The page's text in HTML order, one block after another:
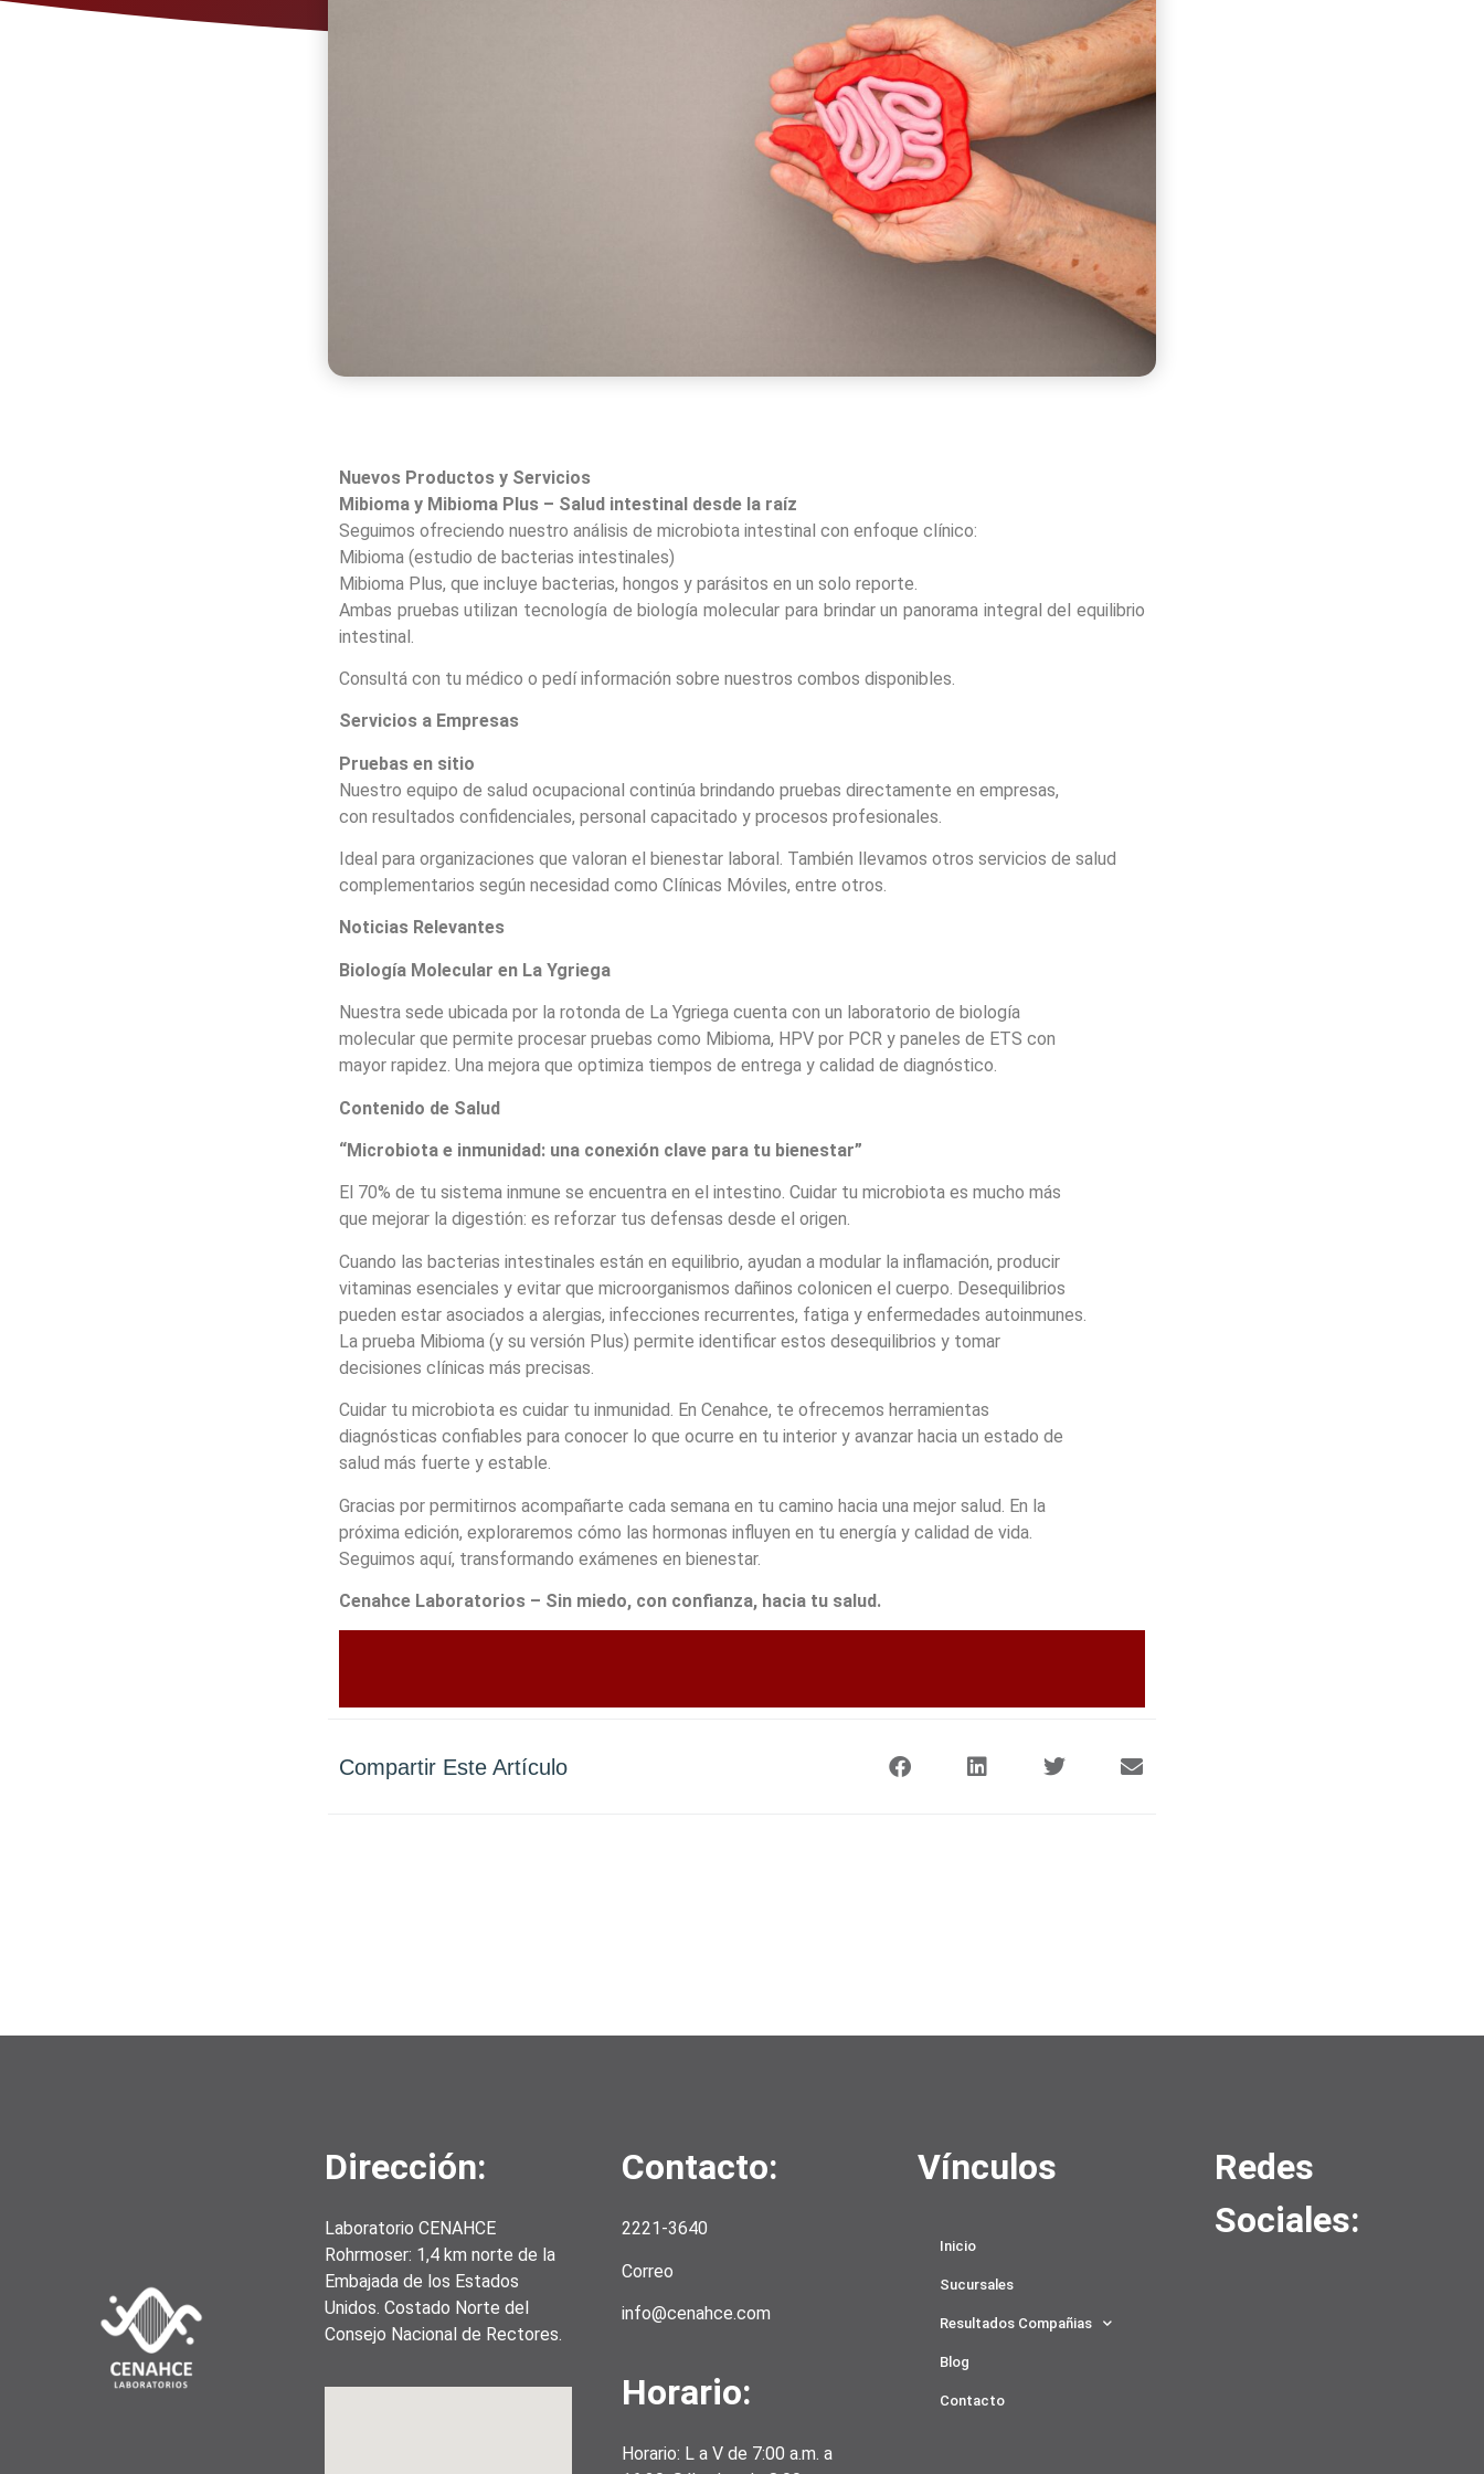
Nuevos Productos y Servicios
Mibioma y Mibioma Plus – Salud intestinal desde la raíz
Seguimos ofreciendo nuestro análisis de microbiota intestinal con enfoque clínico:
Mibioma (estudio de bacterias intestinales)
Mibioma Plus, que incluye bacterias, hongos y parásitos en un solo reporte.
Ambas pruebas utilizan tecnología de biología molecular para brindar un panorama integral del equilibrio
intestinal.
Consultá con tu médico o pedí información sobre nuestros combos disponibles.
Servicios a Empresas
Pruebas en sitio
Nuestro equipo de salud ocupacional continúa brindando pruebas directamente en empresas,
con resultados confidenciales, personal capacitado y procesos profesionales.
Ideal para organizaciones que valoran el bienestar laboral. También llevamos otros servicios de salud
complementarios según necesidad como Clínicas Móviles, entre otros.
Noticias Relevantes
Biología Molecular en La Ygriega
Nuestra sede ubicada por la rotonda de La Ygriega cuenta con un laboratorio de biología
molecular que permite procesar pruebas como Mibioma, HPV por PCR y paneles de ETS con
mayor rapidez. Una mejora que optimiza tiempos de entrega y calidad de diagnóstico.
Contenido de Salud
“Microbiota e inmunidad: una conexión clave para tu bienestar”
El 70% de tu sistema inmune se encuentra en el intestino. Cuidar tu microbiota es mucho más
que mejorar la digestión: es reforzar tus defensas desde el origen.
Cuando las bacterias intestinales están en equilibrio, ayudan a modular la inflamación, producir
vitaminas esenciales y evitar que microorganismos dañinos colonicen el cuerpo. Desequilibrios
pueden estar asociados a alergias, infecciones recurrentes, fatiga y enfermedades autoinmunes.
La prueba Mibioma (y su versión Plus) permite identificar estos desequilibrios y tomar
decisiones clínicas más precisas.
Cuidar tu microbiota es cuidar tu inmunidad. En Cenahce, te ofrecemos herramientas
diagnósticas confiables para conocer lo que ocurre en tu interior y avanzar hacia un estado de
salud más fuerte y estable.
Gracias por permitirnos acompañarte cada semana en tu camino hacia una mejor salud. En la
próxima edición, exploraremos cómo las hormonas influyen en tu energía y calidad de vida.
Seguimos aquí, transformando exámenes en bienestar.
Cenahce Laboratorios – Sin miedo, con confianza, hacia tu salud.
Compartir Este Artículo
Dirección:
Laboratorio CENAHCE
Rohrmoser: 1,4 km norte de la
Embajada de los Estados
Unidos. Costado Norte del
Consejo Nacional de Rectores.
Contacto:
2221-3640
Correo
info@cenahce.com
Horario:
Horario: L a V de 7:00 a.m. a
Vínculos
Inicio
Sucursales
Resultados Compañias
Blog
Contacto
Redes
Sociales: